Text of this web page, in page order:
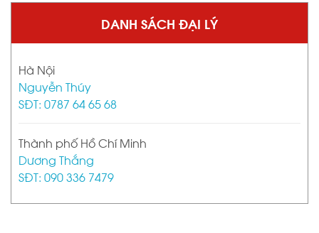
DANH SÁCH ĐẠI LÝ
Hà Nội
Nguyễn Thúy
SĐT: 0787 64 65 68
Thành phố Hồ Chí Minh
Dương Thắng
SĐT: 090 336 7479